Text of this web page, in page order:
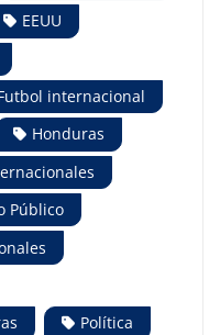
EEUU
internacional
Honduras
Público
Política